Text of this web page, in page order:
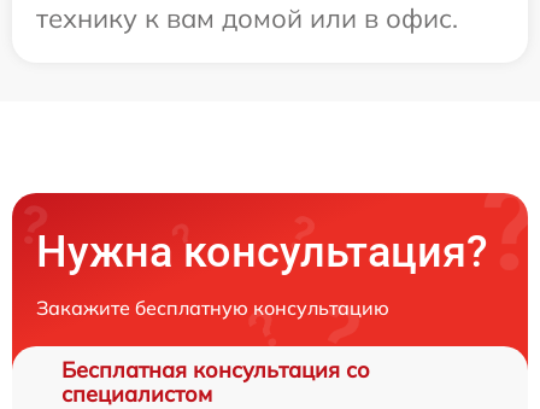
технику к вам домой или в офис.
Нужна консультация?
Закажите бесплатную консультацию
Бесплатная консультация со
специалистом